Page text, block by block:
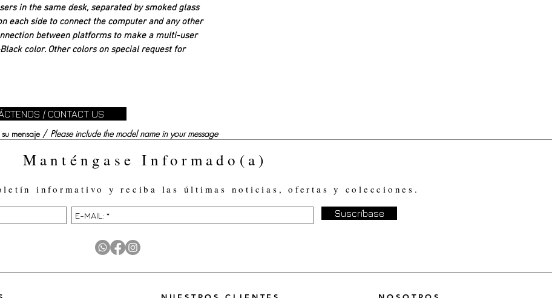
in the same desk, separated by smoked glass
each side to connect the computer and any other
between platforms to make a multi-user
color. Other colors on special request for
/ CONTACT US
mensaje / Please include the model name in your message
Manténgase Informado(a)
informativo y reciba las últimas noticias, ofertas y colecciones.
Suscríbase